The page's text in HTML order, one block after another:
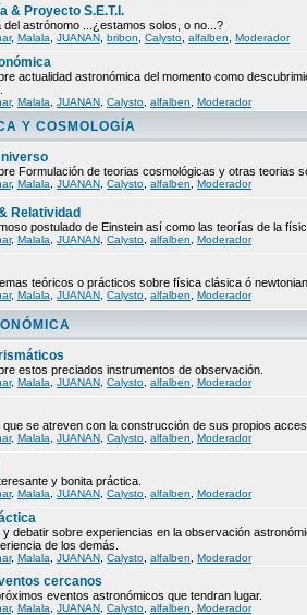
& Proyecto S.E.T.I.
del astrónomo ...¿estamos solos, o no...?
, Malala JUANAN bribon Calysto alfalben Moderador
actualidad astronómica del momento como
, Malala JUANAN Calysto alfalben Moderador
Y COSMOLOGÍA
Formulación de teorias cosmológicas y otras teorias
, Malala JUANAN Calysto alfalben Moderador
Relatividad
postulado de Einstein así como las teorías de la
, Malala JUANAN Calysto alfalben Moderador
teóricos o prácticos sobre física clásica ó
, Malala JUANAN Calysto alfalben Moderador
estos preciados instrumentos de observación.
, Malala JUANAN Calysto alfalben Moderador
que se atreven con la construcción de sus propios
, Malala JUANAN Calysto alfalben Moderador
y bonita práctica.
, Malala JUANAN Calysto alfalben Moderador
debatir sobre experiencias en la observación
de los demás.
, Malala JUANAN Calysto alfalben Moderador
cercanos
eventos astronómicos que tendran lugar.
, Malala JUANAN Calysto alfalben Moderador